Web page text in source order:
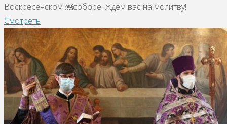
Воскресенском ￼соборе. Ждём вас на молитву!
Смотреть